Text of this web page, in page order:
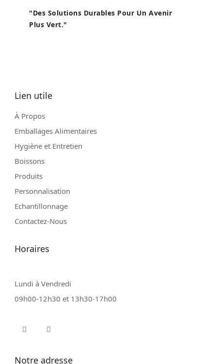
"Des Solutions Durables Pour Un Avenir
Plus Vert."
Lien utile
À Propos
Emballages Alimentaires
Hygiène et Entretien
Boissons
Produits
Personnalisation
Echantillonnage
Contactez-Nous
Horaires
Lundi à Vendredi
09h00-12h30 et 13h30-17h00
Notre adresse